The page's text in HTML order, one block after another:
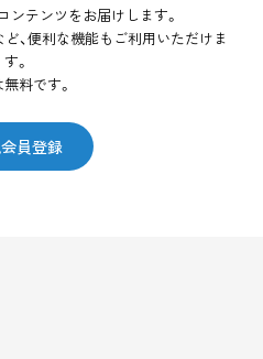
テンツをお届けします。
、便利な機能もご利用いただけま
す。
料です。
員登録